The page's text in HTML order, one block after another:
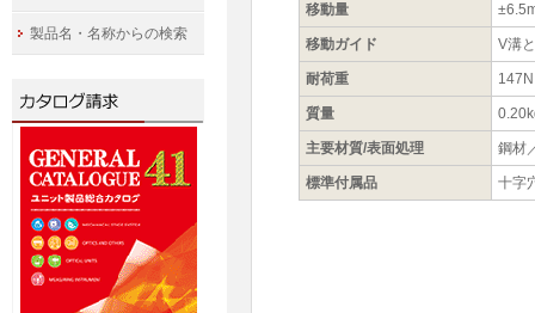
移動量
移動ガイド V溝
耐荷重
質量
主要材質/表面処理 鋼材
標準付属品 十字
製品名・名称からの検索